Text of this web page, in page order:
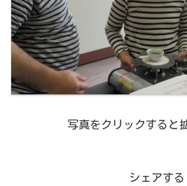
写真をクリックすると
シェアする